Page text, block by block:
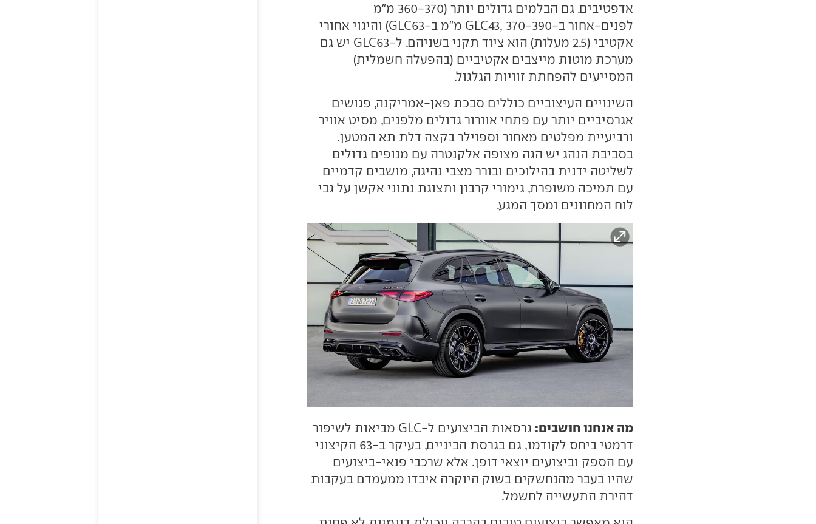
אדפטיבים. גם הבלמים גדולים יותר (360-370 מ"מ
לפנים-אחור ב-GLC43, 370-390 מ"מ ב-GLC63) והיגוי אחורי
אקטיבי (2.5 מעלות) הוא ציוד תקני בשניהם. ל-GLC63 יש גם
מערכת מוטות מייצבים אקטיביים (בהפעלה חשמלית)
המסייעים להפחתת זוויות הגלגול.
השינויים העיצוביים כוללים סבכת פאן-אמריקנה, פגושים
אגרסיביים יותר עם פתחי אוורור גדולים מלפנים, מסיט אוויר
ורביעיית מפלטים מאחור וספוילר בקצה דלת תא המטען.
בסביבת הנהג יש הגה מצופה אלקנטרה עם מנופים גדולים
לשליטה ידנית בהילוכים ובורר מצבי נהיגה, מושבים קדמיים
עם תמיכה משופרת, גימורי קרבון ותצוגת נתוני אקשן על גבי
לוח המחוונים ומסך המגע.
מה אנחנו חושבים:
גרסאות הביצועים ל-GLC מביאות לשיפור
דרמטי ביחס לקודמו, גם בגרסת הביניים, בעיקר ב-63 הקיצוני
עם הספק וביצועים יוצאי דופן. אלא שרכבי פנאי-ביצועים
שהיו בעבר מהנחשקים בשוק היוקרה איבדו ממעמדם בעקבות
דהירת התעשייה לחשמל.